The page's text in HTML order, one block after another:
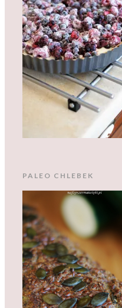
PALEO CHLEBEK